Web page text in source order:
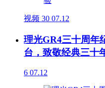
视频 30 07.12
理光GR4三十周年
台，致敬经典三十
6 07.12